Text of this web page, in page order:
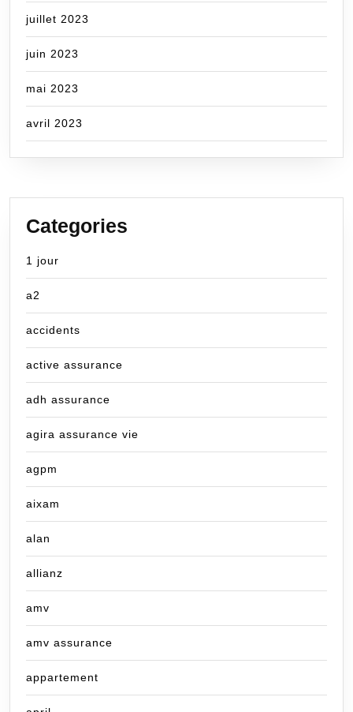
juillet 2023
juin 2023
mai 2023
avril 2023
Categories
1 jour
a2
accidents
active assurance
adh assurance
agira assurance vie
agpm
aixam
alan
allianz
amv
amv assurance
appartement